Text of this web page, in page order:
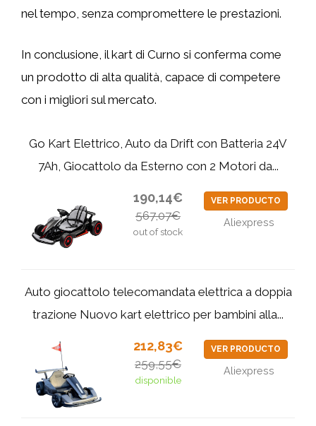
nel tempo, senza compromettere le prestazioni.
In conclusione, il kart di Curno si conferma come
un prodotto di alta qualità, capace di competere
con i migliori sul mercato.
Go Kart Elettrico, Auto da Drift con Batteria 24V
7Ah, Giocattolo da Esterno con 2 Motori da...
190,14€
567,07€
out of stock
VER PRODUCTO
Aliexpress
Auto giocattolo telecomandata elettrica a doppia
trazione Nuovo kart elettrico per bambini alla...
212,83€
259,55€
disponible
VER PRODUCTO
Aliexpress